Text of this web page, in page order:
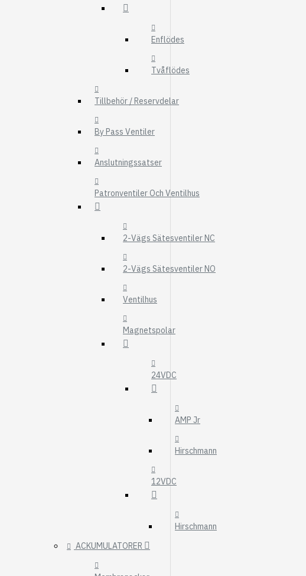
MOTOROLJEFILTER
Enflödes
Tvåflödes
Tillbehör / Reservdelar
By Pass Ventiler
Anslutningssatser
Patronventiler Och Ventilhus
2-Vägs Sätesventiler NC
2-Vägs Sätesventiler NO
Ventilhus
Magnetspolar
24VDC
AMP Jr
Hirschmann
12VDC
Hirschmann
ACKUMULATORER